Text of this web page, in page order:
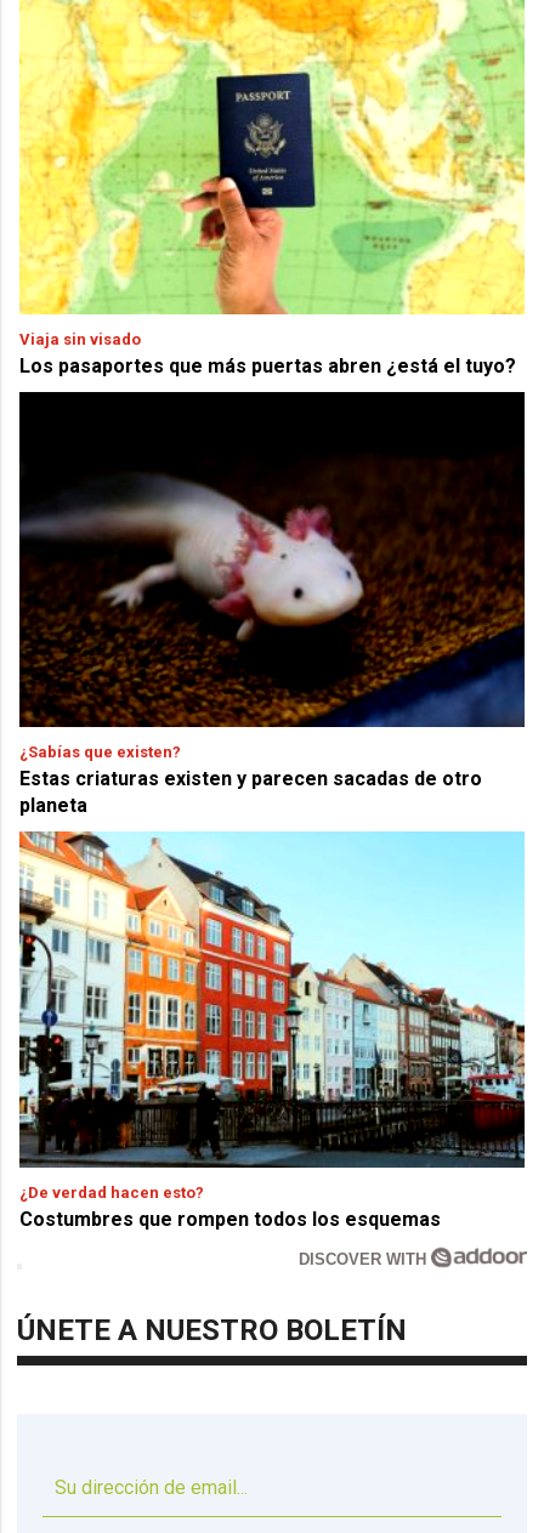
Viaja sin visado
Los pasaportes que más puertas abren ¿está el tuyo?
¿Sabías que existen?
Estas criaturas existen y parecen sacadas de otro
planeta
¿De verdad hacen esto?
Costumbres que rompen todos los esquemas
DISCOVER WITH
ÚNETE A NUESTRO BOLETÍN